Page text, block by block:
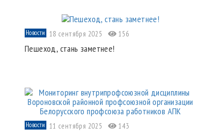
Новости 18 сентября 2025 156
Пешеход, стань заметнее!
Новости 11 сентября 2025 143